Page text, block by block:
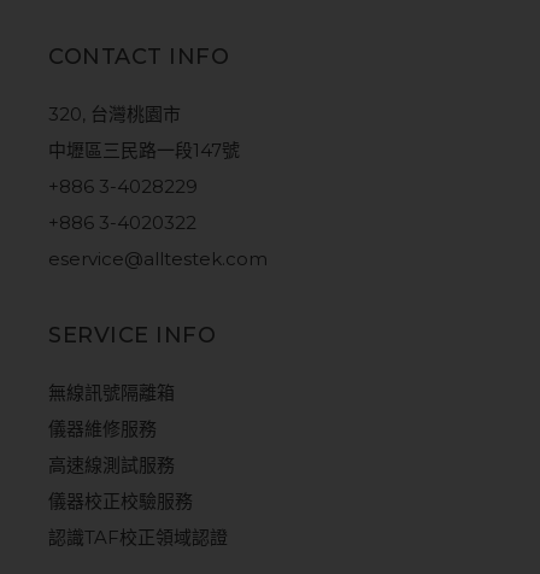
CONTACT INFO
320, 台灣桃園市
中壢區三民路一段147號
+886 3-4028229
+886 3-4020322
eservice@alltestek.com
SERVICE INFO
無線訊號隔離箱
儀器維修服務
高速線測試服務
儀器校正校驗服務
認識TAF校正領域認證